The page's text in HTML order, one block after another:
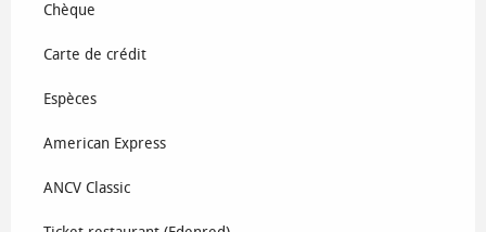
Chèque
Carte de crédit
Espèces
American Express
ANCV Classic